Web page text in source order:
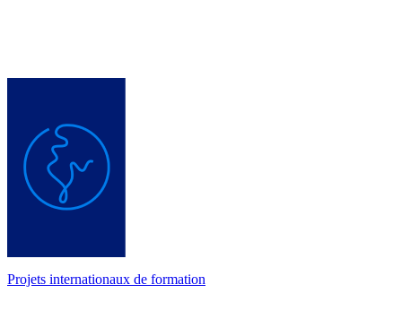
Projets internationaux de formation